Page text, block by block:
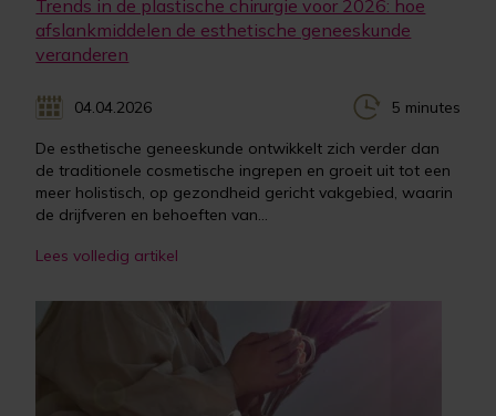
Trends in de plastische chirurgie voor 2026: hoe
afslankmiddelen de esthetische geneeskunde
veranderen
04.04.2026 5 minutes
De esthetische geneeskunde ontwikkelt zich verder dan
de traditionele cosmetische ingrepen en groeit uit tot een
meer holistisch, op gezondheid gericht vakgebied, waarin
de drijfveren en behoeften van...
Lees volledig artikel